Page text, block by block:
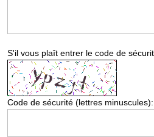
S'il vous plaît entrer le code de
Code de sécurité (lettres minuscules):